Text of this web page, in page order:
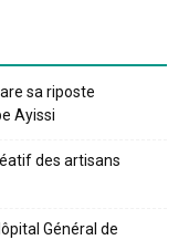
sa riposte
Ayissi
des artisans
Général de